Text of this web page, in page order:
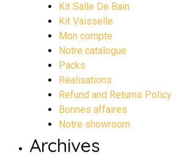
Kit Salle De Bain
Kit Vaisselle
Mon compte
Notre catalogue
Packs
Réalisations
Refund and Returns Policy
Bonnes affaires
Notre showroom
Archives